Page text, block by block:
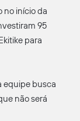
no início da
95
para
equipe busca
não será